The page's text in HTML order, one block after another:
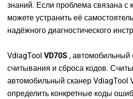
знаний. Если проблема связана с
можете устранить её
надёжного диагностического
VdiagTool VD70S , автомобильный
считывания и сброса кодов.
автомобильный сканер VdiagTool
определить конкретные коды